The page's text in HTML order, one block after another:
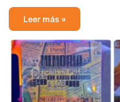
Leer más »